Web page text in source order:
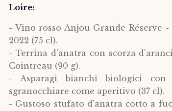
Loire:
- Vino rosso Anjou Grande
2022 (75 cl).
- Terrina d'anatra con scorza
Cointreau (90 g).
- Asparagi bianchi biologici
sgranocchiare come aperitivo (37 cl).
- Gustoso stufato d'anatra cotto a